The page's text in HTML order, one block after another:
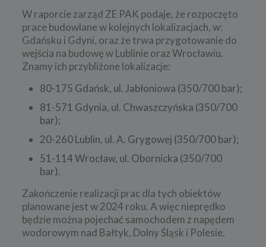
W raporcie zarząd ZE PAK podaje, że rozpoczęto
prace budowlane w kolejnych lokalizacjach, w:
Gdańsku i Gdyni, oraz że trwa przygotowanie do
wejścia na budowę w Lublinie oraz Wrocławiu.
Znamy ich przybliżone lokalizacje:
80-175 Gdańsk, ul. Jabłoniowa (350/700 bar);
81-571 Gdynia, ul. Chwaszczyńska (350/700
bar);
20-260 Lublin, ul. A. Grygowej (350/700 bar);
51-114 Wrocław, ul. Obornicka (350/700
bar).
Zakończenie realizacji prac dla tych obiektów
planowane jest w 2024 roku. A więc nieprędko
będzie można pojechać samochodem z napędem
wodorowym nad Bałtyk, Dolny Śląsk i Polesie.